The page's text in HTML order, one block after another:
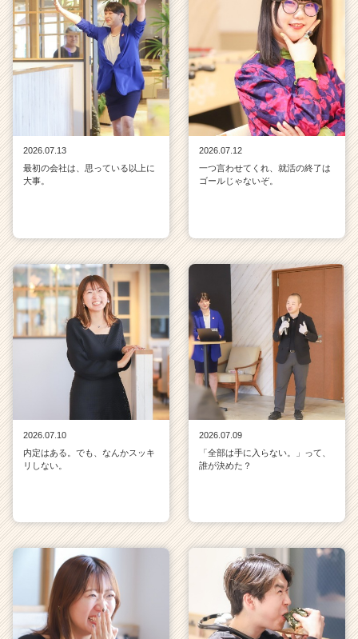
2026.07.13
最初の会社は、思っている以上に
大事。
2026.07.12
一つ言わせてくれ、就活の終了は
ゴールじゃないぞ。
2026.07.10
内定はある。でも、なんかスッキ
リしない。
2026.07.09
「全部は手に入らない。」って、
誰が決めた？